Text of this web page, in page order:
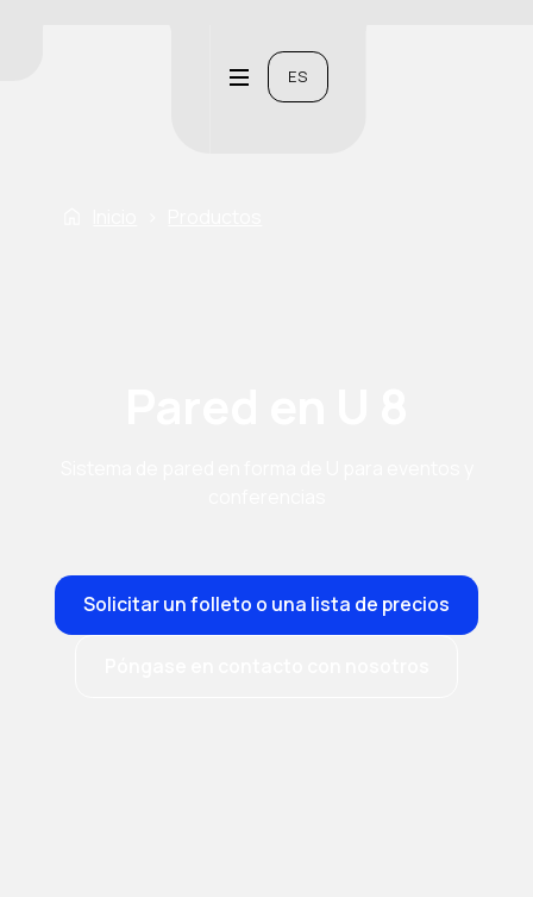
ES
Solicitar un folleto o una lista de precios